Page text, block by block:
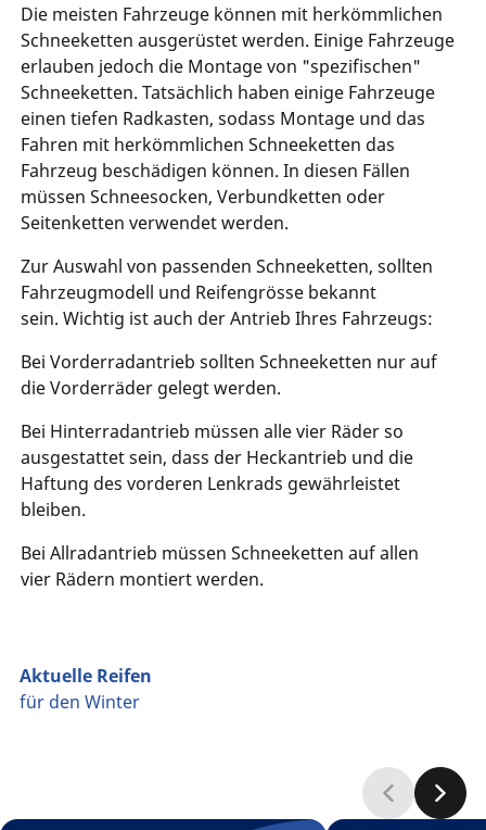
Die meisten Fahrzeuge können mit herkömmlichen
Schneeketten ausgerüstet werden. Einige Fahrzeuge
erlauben jedoch die Montage von "spezifischen"
Schneeketten. Tatsächlich haben einige Fahrzeuge
einen tiefen Radkasten, sodass Montage und das
Fahren mit herkömmlichen Schneeketten das
Fahrzeug beschädigen können. In diesen Fällen
müssen Schneesocken, Verbundketten oder
Seitenketten verwendet werden.
Zur Auswahl von passenden Schneeketten, sollten
Fahrzeugmodell und Reifengrösse bekannt
sein. Wichtig ist auch der Antrieb Ihres Fahrzeugs:
Bei Vorderradantrieb sollten Schneeketten nur auf
die Vorderräder gelegt werden.
Bei Hinterradantrieb müssen alle vier Räder so
ausgestattet sein, dass der Heckantrieb und die
Haftung des vorderen Lenkrads gewährleistet
bleiben.
Bei Allradantrieb müssen Schneeketten auf allen
vier Rädern montiert werden.
Aktuelle Reifen
für den Winter